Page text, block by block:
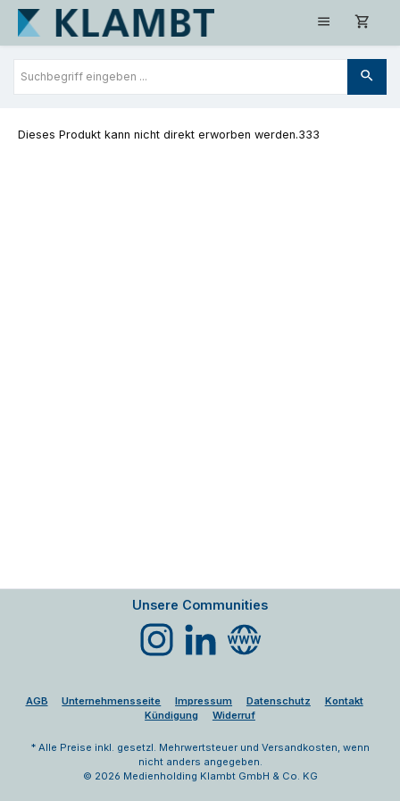
Zum Hauptinhalt springen
Dieses Produkt kann nicht direkt erworben werden.333
Unsere Communities
Instagram LinkedIn Website
AGB Unternehmensseite Impressum Datenschutz
Kontakt
Kündigung
Widerruf
* Alle Preise inkl. gesetzl. Mehrwertsteuer und Versandkosten, wenn
nicht anders angegeben.
© 2026 Medienholding Klambt GmbH & Co. KG